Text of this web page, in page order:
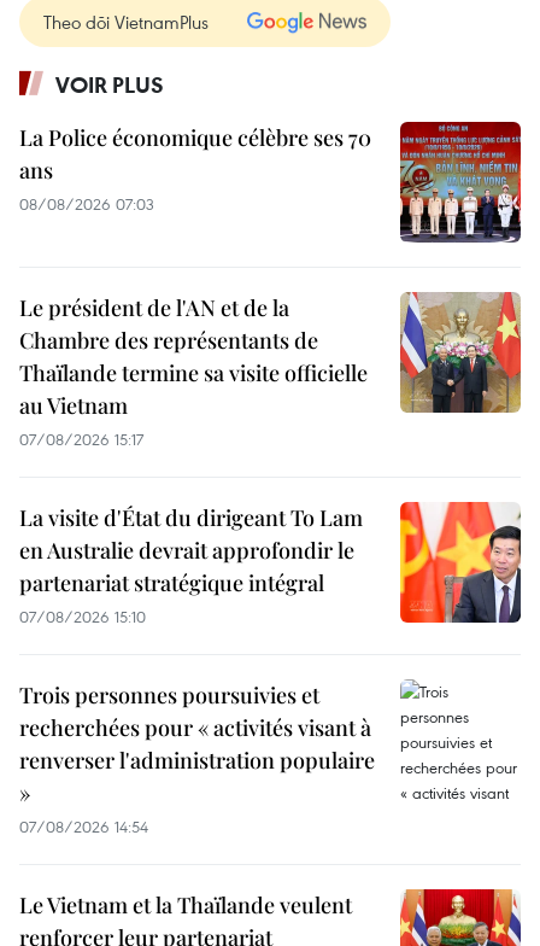
Theo dõi VietnamPlus
VOIR PLUS
La Police économique célèbre ses 70
ans
08/08/2026 07:03
Le président de l'AN et de la
Chambre des représentants de
Thaïlande termine sa visite officielle
au Vietnam
07/08/2026 15:17
La visite d'État du dirigeant To Lam
en Australie devrait approfondir le
partenariat stratégique intégral
07/08/2026 15:10
Trois personnes poursuivies et
recherchées pour « activités visant à
renverser l'administration populaire
»
07/08/2026 14:54
Le Vietnam et la Thaïlande veulent
renforcer leur partenariat